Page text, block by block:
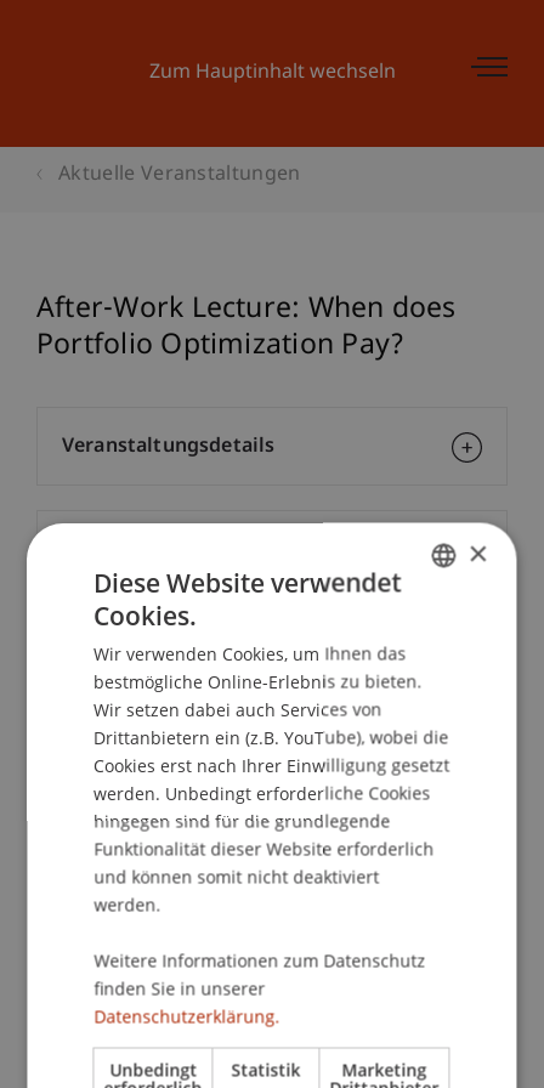
Zum Hauptinhalt wechseln
Aktuelle Veranstaltungen
After-Work Lecture: When does
Portfolio Optimization Pay?
Dozierende/Dozierender:
Prof. Dr. Dr. h.c. Günter Franke
School/Professur:
MSc in Finance
in the investor community. Yet the question is to
what extent this is costly for investors. We
address two issues: 1) Return predictability and
portfolio choice. Return predictability relies
Veranstaltungsdetails
Downloads/Links
×
Diese Website verwendet
Cookies.
Wir verwenden Cookies, um Ihnen das
bestmögliche Online-Erlebnis zu bieten.
Wir setzen dabei auch Services von
Drittanbietern ein (z.B. YouTube), wobei die
Cookies erst nach Ihrer Einwilligung gesetzt
werden. Unbedingt erforderliche Cookies
hingegen sind für die grundlegende
Funktionalität dieser Website erforderlich
und können somit nicht deaktiviert
werden.
Weitere Informationen zum Datenschutz
finden Sie in unserer
Datenschutzerklärung.
Unbedingt Statistik Marketing